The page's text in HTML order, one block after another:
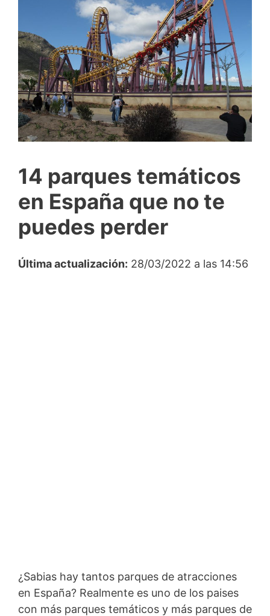
14 parques temáticos
en España que no te
puedes perder
Última actualización: 28/03/2022 a las 14:56
¿Sabias hay tantos parques de atracciones
en España? Realmente es uno de los paises
con más parques temáticos y más parques de